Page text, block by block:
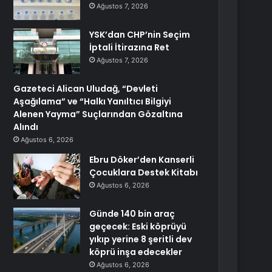
Ağustos 7, 2026
YSK’dan CHP’nin Seçim
İptali İtirazına Ret
Ağustos 7, 2026
Gazeteci Alican Uludağ, “Devleti
Aşağılama” ve “Halkı Yanıltıcı Bilgiyi
Alenen Yayma” Suçlarından Gözaltına
Alındı
Ağustos 6, 2026
Ebru Döker’den Kanserli
Çocuklara Destek Kitabı
Ağustos 6, 2026
Günde 140 bin araç
geçecek: Eski köprüyü
yıkıp yerine 8 şeritli dev
köprü inşa edecekler
Ağustos 6, 2026